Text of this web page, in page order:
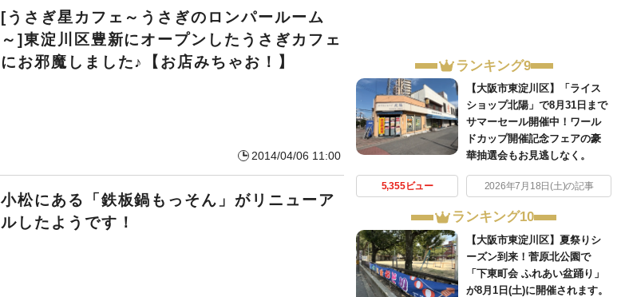
[うさぎ星カフェ～うさぎのロンパールーム
～]東淀川区豊新にオープンしたうさぎカフェ
にお邪魔しました♪【お店みちゃお！】
2014/04/06 11:00
小松にある「鉄板鍋もっそん」がリニューア
ルしたようです！
ランキング9
【大阪市東淀川区】「ライス
ショップ北陽」で8月31日まで
サマーセール開催中！ワール
ドカップ開催記念フェアの豪
華抽選会もお見逃しなく。
5,355ビュー 2026年7月18日(土)の記事
ランキング10
【大阪市東淀川区】夏祭りシ
ーズン到来！菅原北公園で
「下東町会 ふれあい盆踊り」
が8月1日(土)に開催されます。